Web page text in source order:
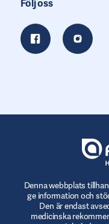
Följ oss
Denna webbplats
ge information och
Den är endast
medicinska